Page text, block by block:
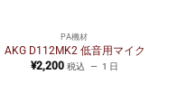
PA機材
AKG D112MK2 低音用マイク
¥2,200 税込 1 日